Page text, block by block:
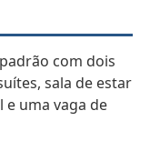
com dois
sala de estar
e uma vaga de